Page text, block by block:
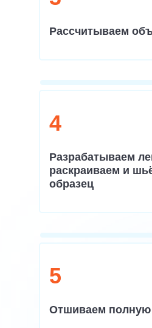
Рассчитываем
4
Разрабатываем
раскраиваем и
образец
5
Отшиваем